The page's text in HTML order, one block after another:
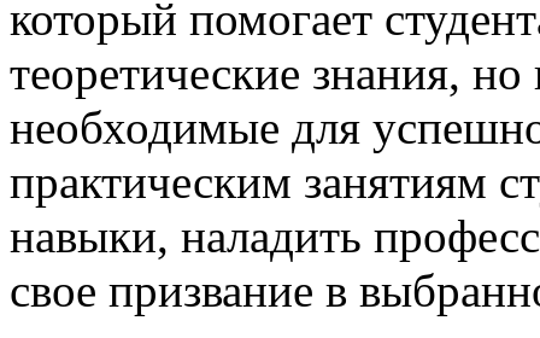
который помогает
теоретические знания,
необходимые для
практическим занятиям
навыки, наладить
свое призвание в